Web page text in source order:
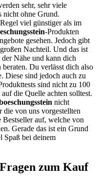
sehr, sehr viele
nicht ohne Grund.
viel günstiger als im
-Produkten
gesehen. Jedoch gibt
Nachteil. Und das ist
Nähe und kann dich
beraten. Du verlässt dich also
Diese sind jedoch auch zu
sind nicht zu 100
die Quelle achten solltest.
nicht
von uns vorgestellten
auf, welche von
Gerade das ist ein Grund
Spaß bei deinem
zum Kauf